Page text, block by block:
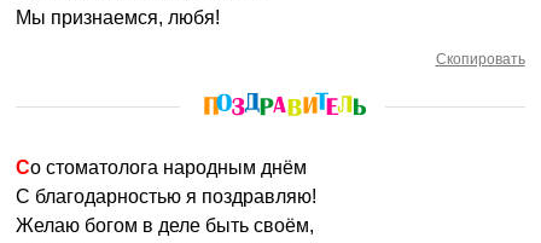
Мы признаемся, любя!
Скопировать
Со стоматолога народным днём
С благодарностью я поздравляю!
Желаю богом в деле быть своём,